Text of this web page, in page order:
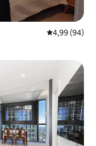
4,99 de uma
4,99 (94)